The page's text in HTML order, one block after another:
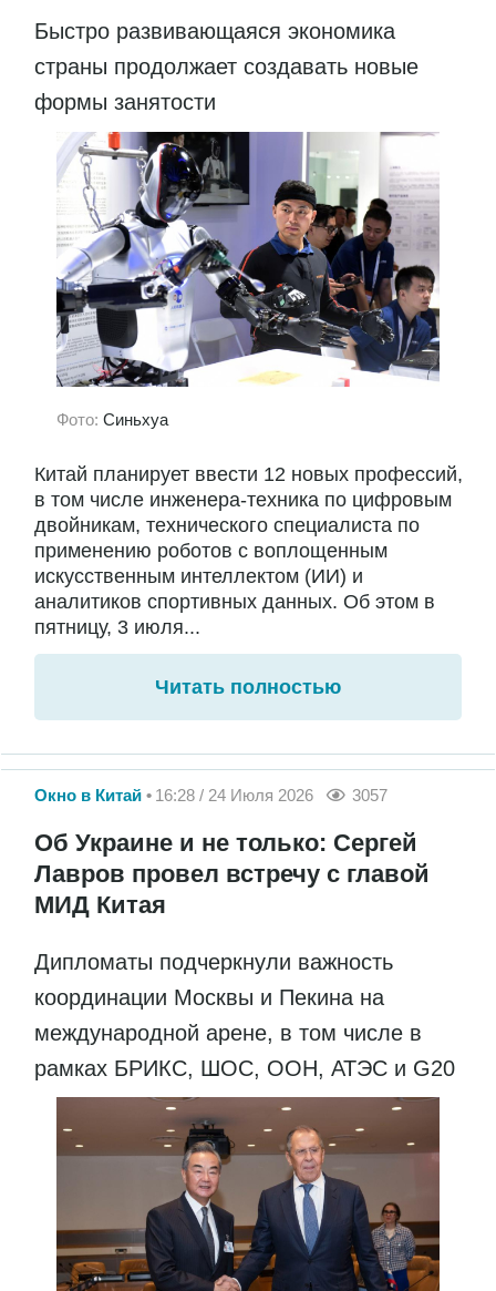
Быстро развивающаяся экономика
страны продолжает создавать новые
формы занятости
Фото: Синьхуа
Китай планирует ввести 12 новых профессий,
в том числе инженера-техника по цифровым
двойникам, технического специалиста по
применению роботов с воплощенным
искусственным интеллектом (ИИ) и
аналитиков спортивных данных. Об этом в
пятницу, 3 июля...
Читать полностью
Окно в Китай 16:28 / 24 Июля 2026 3057
Об Украине и не только: Сергей
Лавров провел встречу с главой
МИД Китая
Дипломаты подчеркнули важность
координации Москвы и Пекина на
международной арене, в том числе в
рамках БРИКС, ШОС, ООН, АТЭС и G20